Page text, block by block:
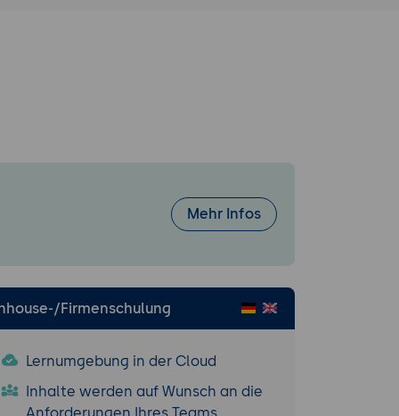
und
zur
von
Darstellung
Mehr Infos
Firmenschulung
Lernumgebung in der Cloud
Inhalte werden auf Wunsch an die